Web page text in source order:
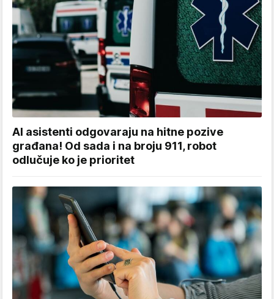
AI asistenti odgovaraju na hitne pozive
građana! Od sada i na broju 911, robot
odlučuje ko je prioritet